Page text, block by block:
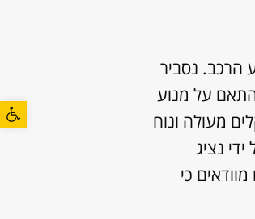
פתח
הרכב. נסביר
על מנוע
מעולה ונוח
נציג
כי